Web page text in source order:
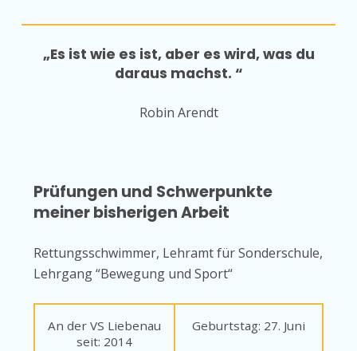
„Es ist wie es ist, aber es wird, was du
daraus machst. “
Robin Arendt
Prüfungen und Schwerpunkte
meiner bisherigen Arbeit
Rettungsschwimmer, Lehramt für Sonderschule,
Lehrgang “Bewegung und Sport“
An der VS Liebenau
seit: 2014
Geburtstag: 27. Juni